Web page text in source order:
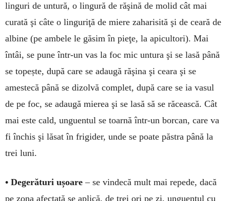
linguri de untură, o lin­gu­ră de răşină de mo­lid cât mai
curată şi câte o lin­­guriţă de miere za­ha­risită şi de ceară de
al­bine (pe am­be­le le gă­sim în pieţe, la api­cul­tori). Mai
întâi, se pune în­tr-un vas la foc mic untura şi se lasă până
se to­pește, după care se ada­ugă răşina şi ceara şi se
amestecă până se di­zolvă com­plet, după care se ia vasul
de pe foc, se adaugă mierea şi se lasă să se răcească. Cât
mai es­te cald, unguentul se toar­nă într-un borcan, ca­re va
fi în­chis şi lăsat în fri­gider, unde se poate păstra până la
trei luni.
• Degerături ușoa­­re – se vin­decă mult mai repede, dacă
pe zona afectată se aplică, de trei ori pe zi, unguentul cu